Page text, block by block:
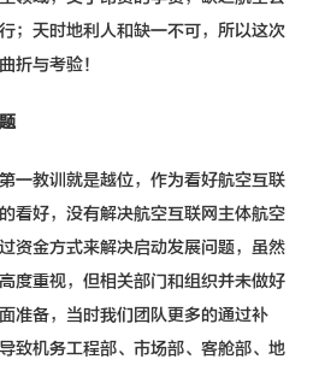
；天时地利人和缺一不可，所以这次
折与考验！
看好，没有解决航空互联网主体航空
资金方式来解决启动发展问题，虽然
度重视，但相关部门和组织并未做好
准备，当时我们团队更多的通过补
致机务工程部、市场部、客舱部、地